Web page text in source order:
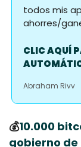
todos mis
ahorres/
CLIC AQUÍ
Abraham Rivv
💰10.000
gobierno de